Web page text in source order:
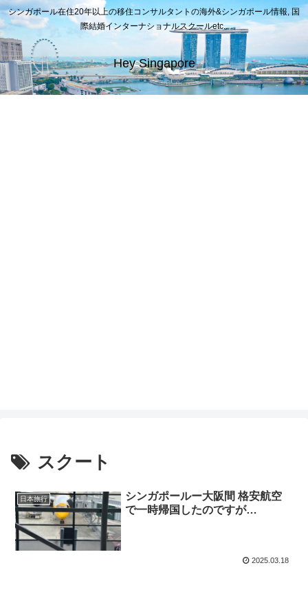
シンガポール在住20年以上の移住コンサルタントの海外&シンガポール情報, 国
際結婚インターナショナルスクールetc..
Hey Singapore
スクート
日本旅行
シンガポールー大阪間 格安航空
で一時帰国したのですが…
2025.03.18